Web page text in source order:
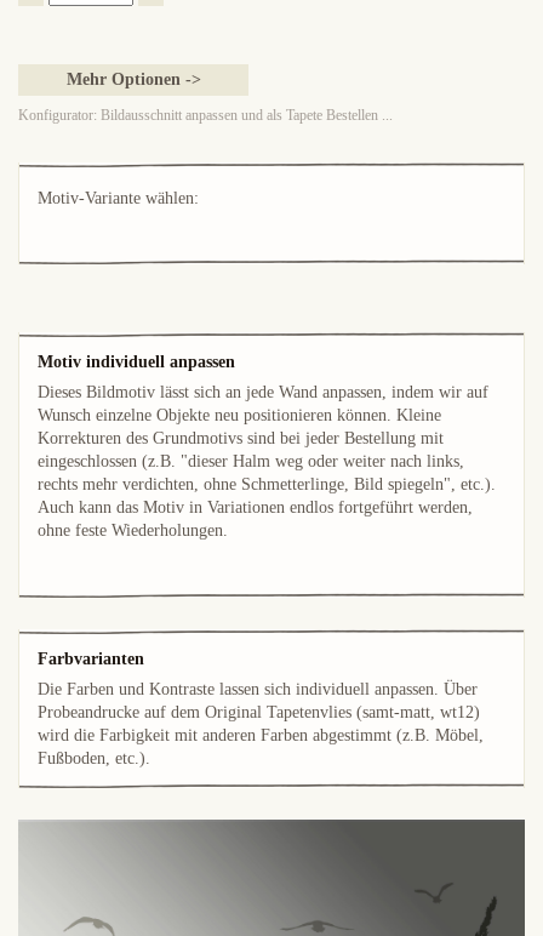
Mehr Optionen ->
Konfigurator: Bildausschnitt anpassen und als Tapete Bestellen ...
Motiv-Variante wählen:
Motiv individuell anpassen
Dieses Bildmotiv lässt sich an jede Wand anpassen, indem wir auf
Wunsch einzelne Objekte neu positionieren können. Kleine
Korrekturen des Grundmotivs sind bei jeder Bestellung mit
eingeschlossen (z.B. "dieser Halm weg oder weiter nach links,
rechts mehr verdichten, ohne Schmetterlinge, Bild spiegeln", etc.).
Auch kann das Motiv in Variationen endlos fortgeführt werden,
ohne feste Wiederholungen.
Farbvarianten
Die Farben und Kontraste lassen sich individuell anpassen. Über
Probeandrucke auf dem Original Tapetenvlies (samt-matt, wt12)
wird die Farbigkeit mit anderen Farben abgestimmt (z.B. Möbel,
Fußboden, etc.).